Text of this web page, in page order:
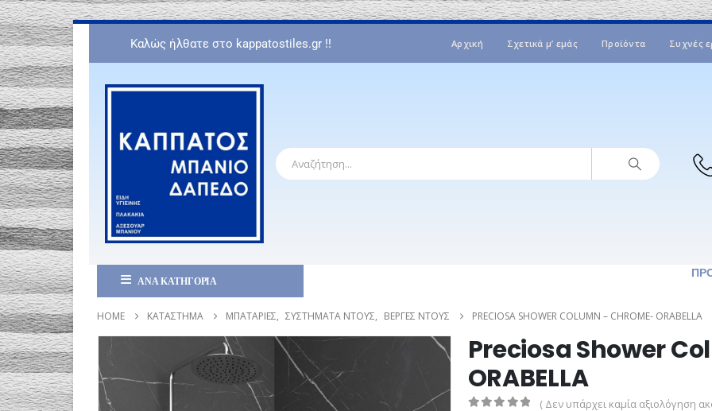
Καλώς ήλθατε στο kappatostiles.gr !! Αρχική Σχετικά μ’ εμάς Προϊόντα Συχνές
ΑΝΑ ΚΑΤΗΓΟΡΙΑ
HOME ΚΑΤΆΣΤΗΜΑ ΜΠΑΤΑΡΊΕΣ, ΣΥΣΤΉΜΑΤΑ ΝΤΟΥΣ, ΒΈΡΓΕΣ ΝΤΟΥΣ PRECIOSA SHOWER COLUMN – CHROME- ORABELLA
Preciosa Shower
ORABELLA
( Δεν υπάρχει καμία αξιολόγηση